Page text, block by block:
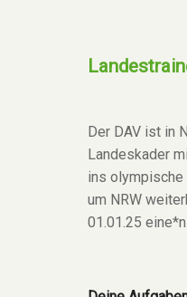
Der DAV ist in
Landeskader
ins olympische
um NRW
01.01.25